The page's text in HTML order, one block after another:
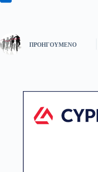
ΠΡΟΗΓΟΎΜΕΝΟ